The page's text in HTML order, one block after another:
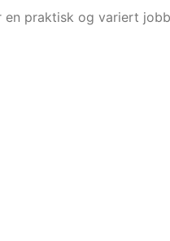
praktisk og variert